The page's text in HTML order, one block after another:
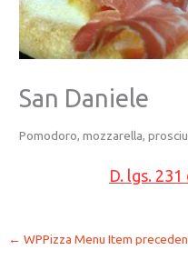
San Daniele
Pomodoro, mozzarella,
D. lgs.
← WPPizza Menu Item